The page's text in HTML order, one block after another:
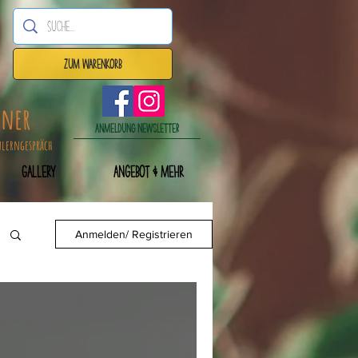
Anmeldung Newsletter
Zum Warenkorb
Gallery Angebot & mehr
Anmelden/ Registrieren